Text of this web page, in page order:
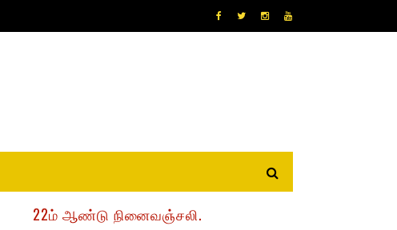
22ம் ஆண்டு நினைவஞ்சலி.